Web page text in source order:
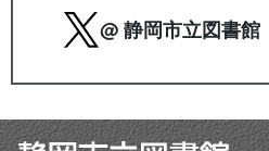
@ 静岡市立図書館